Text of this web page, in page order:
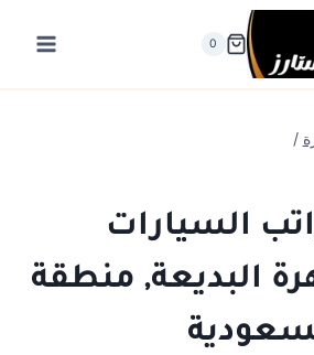
0
/
السيارات
البديعة, منطقة